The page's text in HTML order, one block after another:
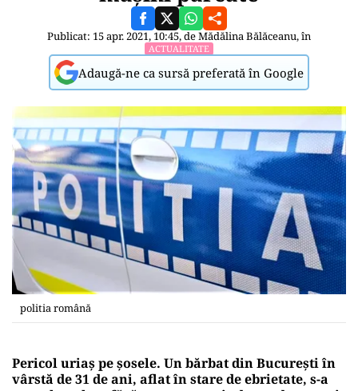
Publicat: 15 apr. 2021, 10:45, deMădălina Bălăceanu, în
ACTUALITATE
Adaugă-ne ca sursă preferată în Google
politia română
Pericol uriaș pe șosele. Un bărbat din București în
vârstă de 31 de ani, aflat în stare de ebrietate, s-a